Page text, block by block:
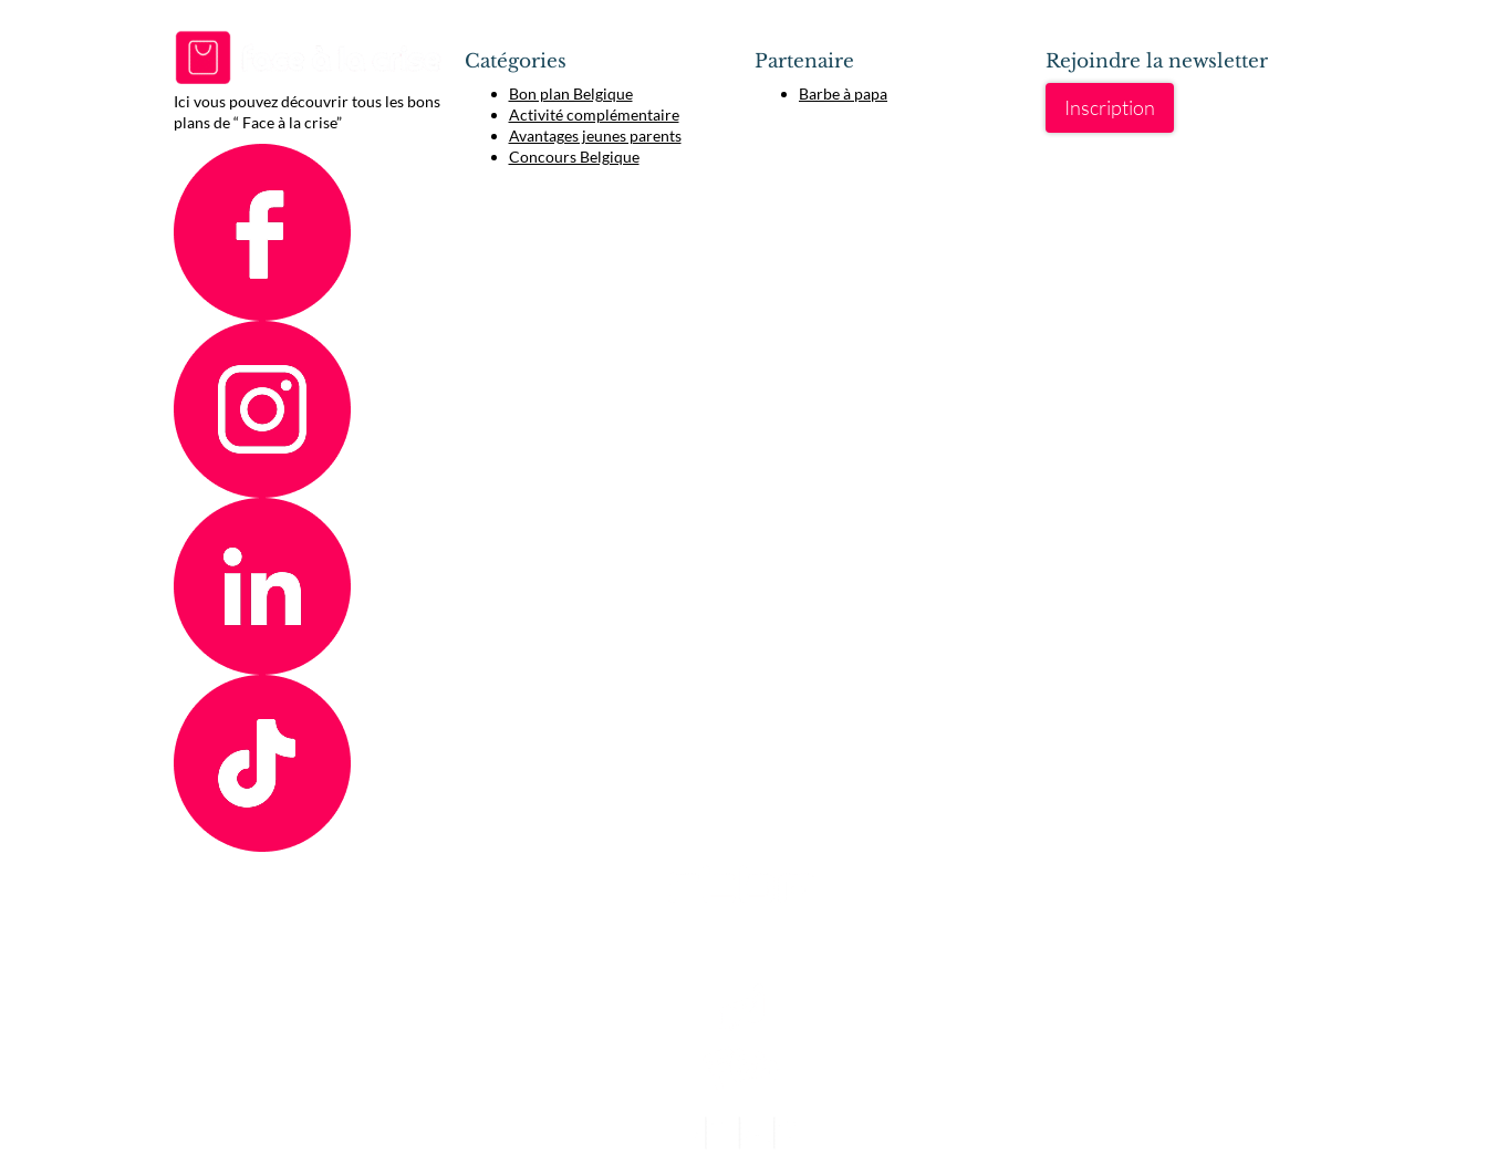
Ici vous pouvez découvrir tous les bons
plans de “ Face à la crise”
Catégories
Bon plan Belgique
Activité complémentaire
Avantages jeunes parents
Concours Belgique
Partenaire
Barbe à papa
Rejoindre la newsletter
Inscription